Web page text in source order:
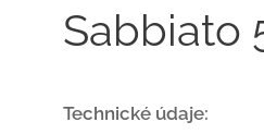
Sabbiato
Technické údaje: